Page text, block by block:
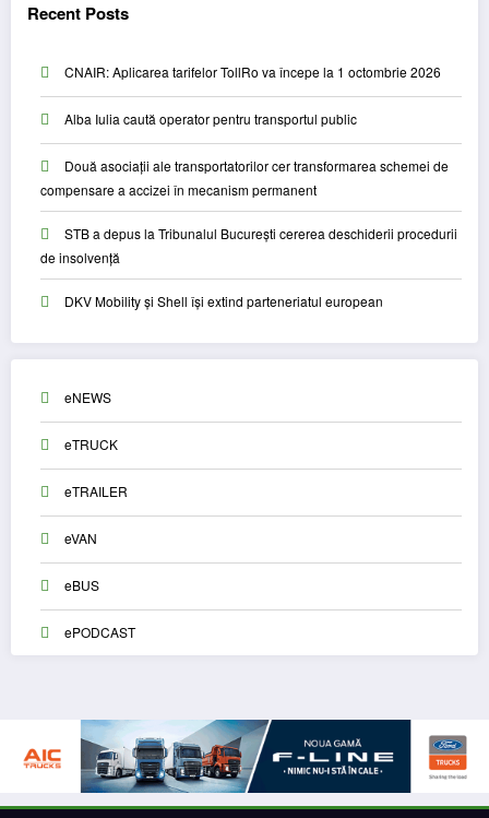
Recent Posts
CNAIR: Aplicarea tarifelor TollRo va începe la 1 octombrie 2026
Alba Iulia caută operator pentru transportul public
Două asociații ale transportatorilor cer transformarea schemei de
compensare a accizei în mecanism permanent
STB a depus la Tribunalul București cererea deschiderii procedurii
de insolvență
DKV Mobility și Shell își extind parteneriatul european
eNEWS
eTRUCK
eTRAILER
eVAN
eBUS
ePODCAST